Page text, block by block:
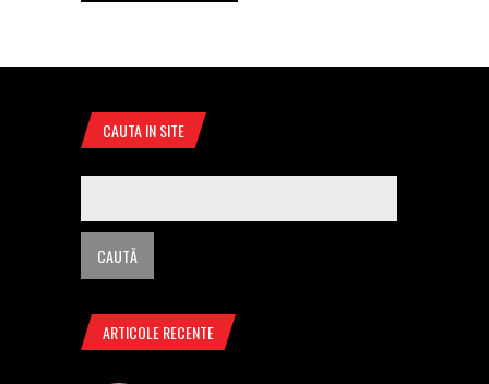
CAUTA IN SITE
ARTICOLE RECENTE